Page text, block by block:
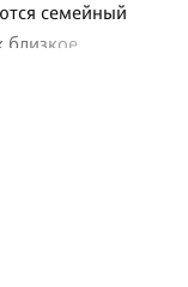
семейный
близкое
Это